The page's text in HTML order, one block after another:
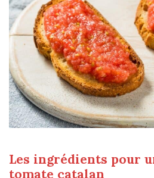
Les ingrédients pour
tomate catalan